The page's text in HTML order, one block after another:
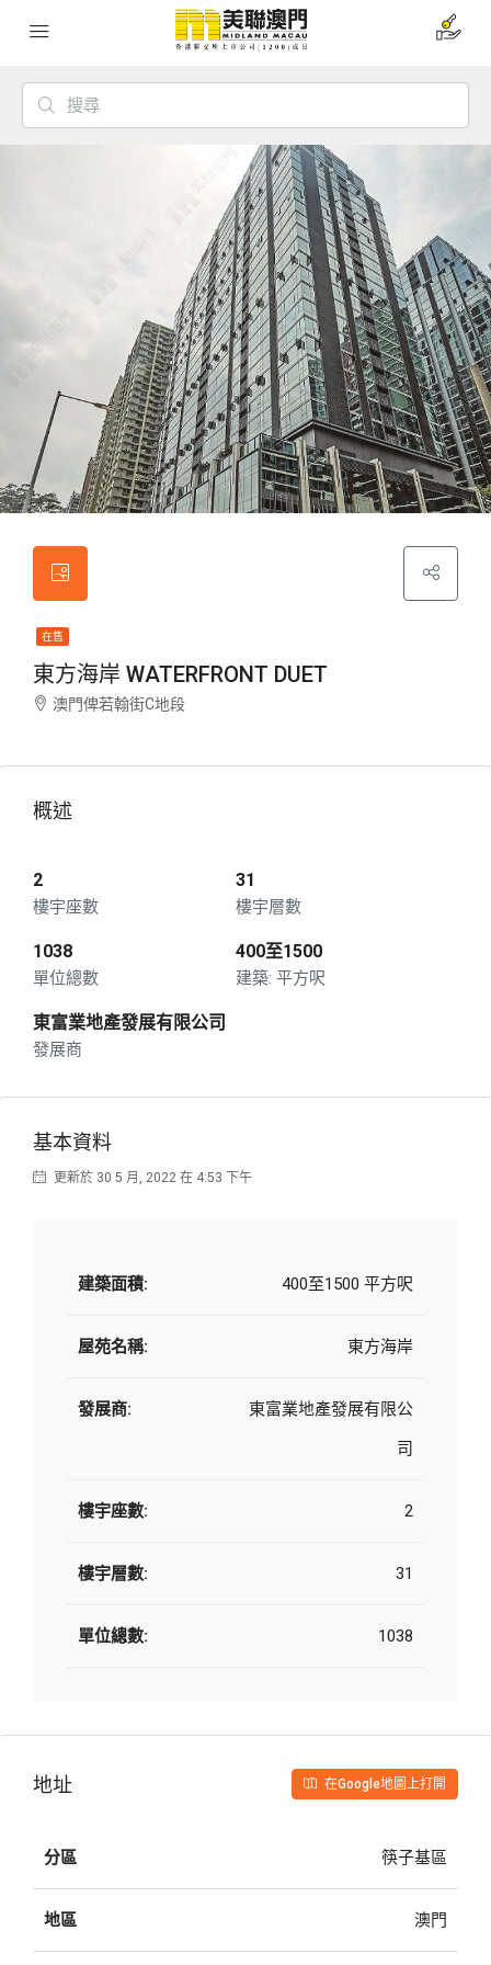
在售
東方海岸 WATERFRONT DUET
澳門俾若翰街C地段
概述
2
樓宇座數
31
樓宇層數
1038
單位總數
400至1500
平方呎
東富業地產發展有限公司
發展商
基本資料
更新於 30 5 月, 2022 在 4:53 下午
建築面積: 400至1500 平方呎
屋苑名稱: 東方海岸
發展商:
東富業地產發展有限公
司
樓宇座數: 2
樓宇層數: 31
單位總數: 1038
地址 在Google地圖上打開
分區 筷子基區
地區 澳門